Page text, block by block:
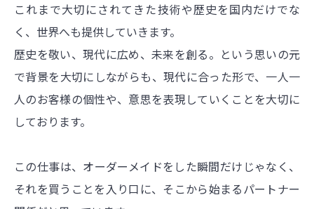
これまで大切にされてきた技術や歴史を国内だけでな
く、世界へも提供していきます。
歴史を敬い、現代に広め、未来を創る。という思いの元
で背景を大切にしながらも、現代に合った形で、一人一
人のお客様の個性や、意思を表現していくことを大切に
しております。
この仕事は、オーダーメイドをした瞬間だけじゃなく、
それを買うことを入り口に、そこから始まるパートナー